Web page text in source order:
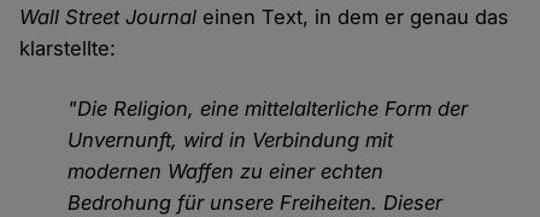
Wall Street Journal einen Text, in dem er genau das
klarstellte:
"Die Religion, eine mittelalterliche Form der
Unvernunft, wird in Verbindung mit
modernen Waffen zu einer echten
Bedrohung für unsere Freiheiten. Dieser